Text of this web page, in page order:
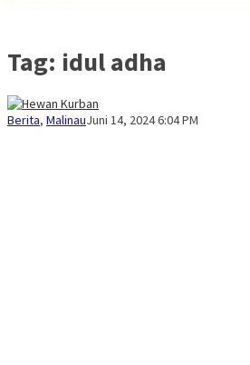
Tag: idul adha
Berita, Malinau Medry
Juni 14, 2024 6:04 PM